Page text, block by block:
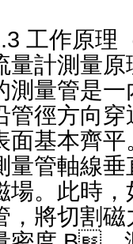
工作原理
量計測量
測量管是一
管徑方向
面基本齊平
量管軸線
場。此時
，將切割